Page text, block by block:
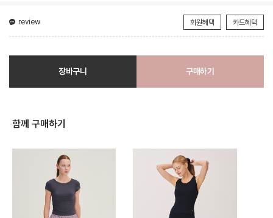
review 회원혜택 카드혜택
장바구니 구매하기
함께 구매하기